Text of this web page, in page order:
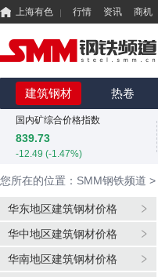
上海有色 行情 资讯 商机
建筑钢材 热卷
国内矿综合价格指数
839.73
-12.49 (-1.47%)
815
0 (0.00%)
国内矿综合价格指数
839.73
-12.49 (-1.47%)
815
0 (0.00%)
国内矿综合价格指数
839.73
您所在的位置：SMM钢铁频道 >
华东地区建筑钢材价格
华中地区建筑钢材价格
华南地区建筑钢材价格